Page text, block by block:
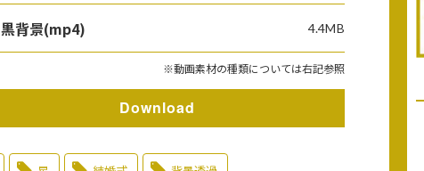
黒背景(mp4) 4.4MB
※動画素材の種類については右記参照
Download